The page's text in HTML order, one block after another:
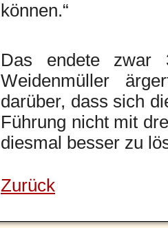
können.“
Das endete zwar
Weidenmüller
darüber, dass sich
Führung nicht mit
diesmal besser zu
Zurück